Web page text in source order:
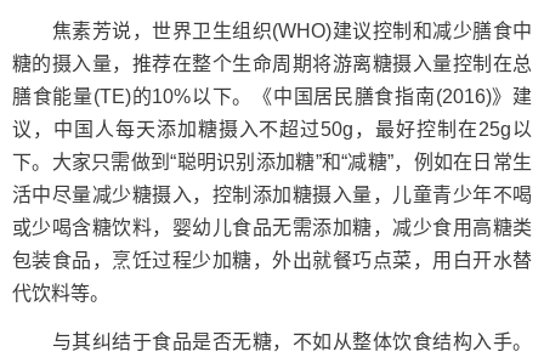
焦素芳说，世界卫生组织(WHO)建议控制和减少膳食中
糖的摄入量，推荐在整个生命周期将游离糖摄入量控制在总
膳食能量(TE)的10%以下。《中国居民膳食指南(2016)》建
议，中国人每天添加糖摄入不超过50g，最好控制在25g以
下。大家只需做到“聪明识别添加糖”和“减糖”，例如在日常生
活中尽量减少糖摄入，控制添加糖摄入量，儿童青少年不喝
或少喝含糖饮料，婴幼儿食品无需添加糖，减少食用高糖类
包装食品，烹饪过程少加糖，外出就餐巧点菜，用白开水替
代饮料等。
与其纠结于食品是否无糖，不如从整体饮食结构入手。